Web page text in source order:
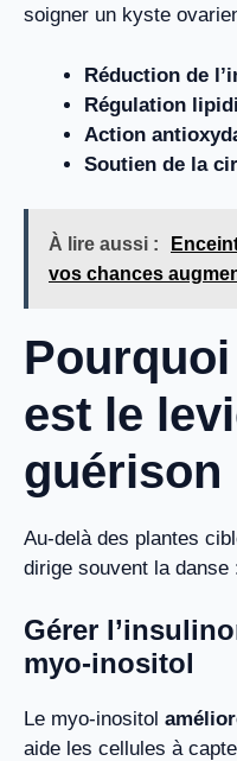
soigner un kyste
Réduction de
Régulation
Action
Soutien de la
À lire aussi :
vos chances
est le
guérison
Au-delà des plantes
dirige souvent la danse
Gérer
myo-inositol
Le myo-inositol
aide les cellules à